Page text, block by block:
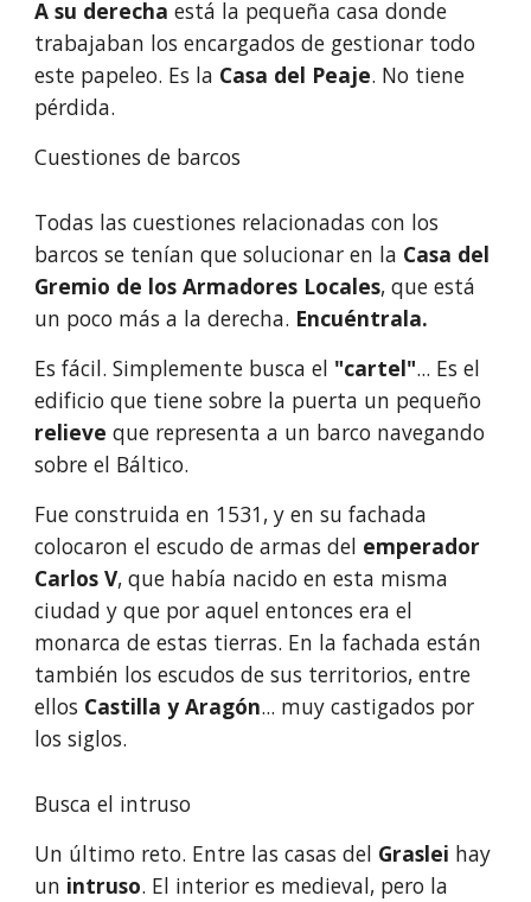
A su derecha está la pequeña casa donde
trabajaban los encargados de gestionar todo
este papeleo. Es la Casa del Peaje. No tiene
pérdida.
Cuestiones de barcos
Todas las cuestiones relacionadas con los
barcos se tenían que solucionar en la Casa del
Gremio de los Armadores Locales, que está
un poco más a la derecha. Encuéntrala.
Es fácil. Simplemente busca el "cartel"... Es el
relieve que representa a un barco navegando
sobre el Báltico.
Fue construida en 1531, y en su fachada
colocaron el escudo de armas del emperador
Carlos V, que había nacido en esta misma
ciudad y que por aquel entonces era el
monarca de estas tierras. En la fachada están
también los escudos de sus territorios, entre
ellos Castilla y Aragón... muy castigados por
los siglos.
Busca el intruso
Un último reto. Entre las casas del Graslei hay
un intruso. El interior es medieval, pero la